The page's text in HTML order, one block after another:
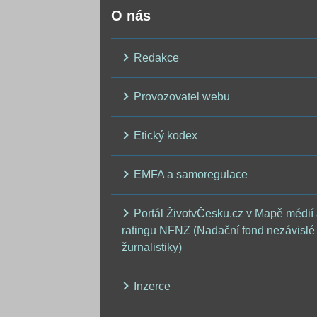
O nás
Redakce
Provozovatel webu
Etický kodex
EMFA a samoregulace
Portál ŽivotvČesku.cz v Mapě médií
ratingu NFNZ (Nadační fond nezávislé
žurnalistiky)
Inzerce